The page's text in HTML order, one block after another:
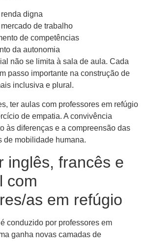
digna
mercado de trabalho
de competências
da autonomia
não se limita à sala de aula. Cada
passo importante na construção de
inclusiva e plural.
ter aulas com professores em refúgio
de empatia. A convivência
às diferenças e a compreensão das
de mobilidade humana.
inglês, francês e
com
as em refúgio
conduzido por professores em
ganha novas camadas de